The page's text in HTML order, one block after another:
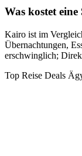
Was kostet
Kairo ist im
Übernachtungen,
erschwinglich;
Top Reise Deals